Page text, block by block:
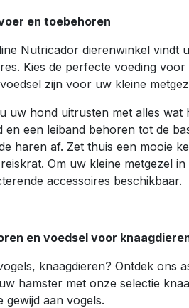
en toebehoren
Nutricador dierenwinkel vindt
Kies de perfecte voeding
zijn voor uw kleine
uw hond uitrusten met alles wat
en een leiband behoren tot de
haren af. Zet thuis een mooie
Om uw kleine metgezel
accessoires beschikbaar.
en voedsel voor
knaagdieren? Ontdek ons
hamster met onze selectie
gewijd aan vogels.